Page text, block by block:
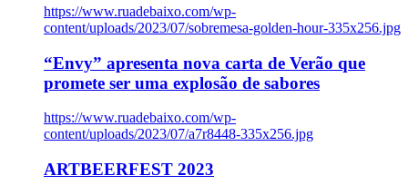
https://www.ruadebaixo.com/wp-
content/uploads/2023/07/sobremesa-golden-hour-335x256.jpg
“Envy” apresenta nova carta de Verão que
promete ser uma explosão de sabores
https://www.ruadebaixo.com/wp-
content/uploads/2023/07/a7r8448-335x256.jpg
ARTBEERFEST 2023